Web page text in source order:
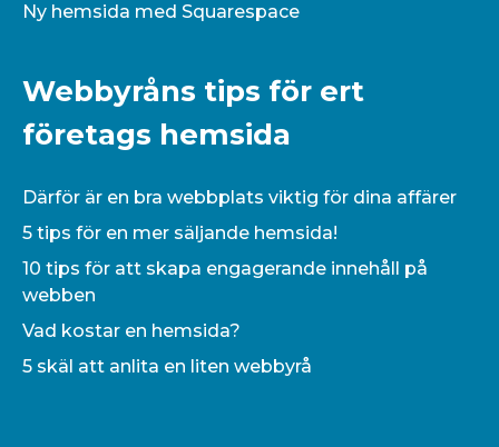
Ny hemsida med Squarespace
Webbyråns tips för ert
företags hemsida
Därför är en bra webbplats viktig för dina affärer
5 tips för en mer säljande hemsida!
10 tips för att skapa engagerande innehåll på
webben
Vad kostar en hemsida?
5 skäl att anlita en liten webbyrå